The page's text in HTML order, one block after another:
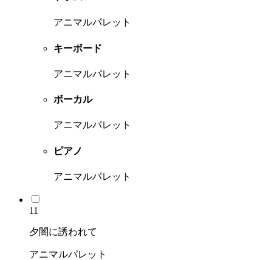
アニマルパレット
キーボード
アニマルパレット
ボーカル
アニマルパレット
ピアノ
アニマルパレット
11
夕闇に誘われて
アニマルパレット